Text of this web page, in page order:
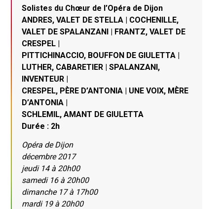
Solistes du Chœur de l’Opéra de Dijon
ANDRES, VALET DE STELLA | COCHENILLE,
VALET DE SPALANZANI | FRANTZ, VALET DE
CRESPEL |
PITTICHINACCIO, BOUFFON DE GIULETTA |
LUTHER, CABARETIER | SPALANZANI,
INVENTEUR |
CRESPEL, PÈRE D’ANTONIA | UNE VOIX, MÈRE
D’ANTONIA |
SCHLEMIL, AMANT DE GIULETTA
Durée : 2h
Opéra de Dijon
décembre 2017
jeudi 14 à 20h00
samedi 16 à 20h00
dimanche 17 à 17h00
mardi 19 à 20h00